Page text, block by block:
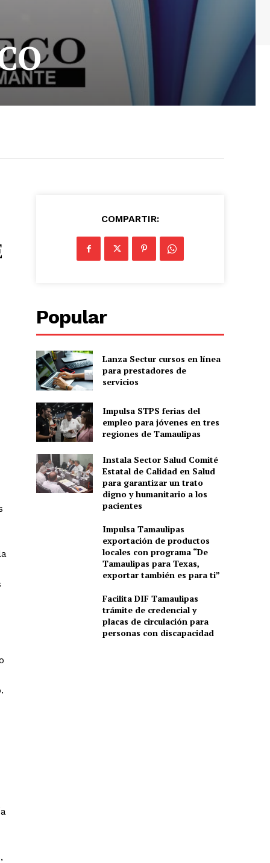
COMPARTIR:
Popular
Lanza Sectur cursos en línea
para prestadores de
servicios
Impulsa STPS ferias del
empleo para jóvenes en tres
regiones de Tamaulipas
Instala Sector Salud Comité
Estatal de Calidad en Salud
para garantizar un trato
digno y humanitario a los
pacientes
Impulsa Tamaulipas
exportación de productos
locales con programa “De
Tamaulipas para Texas,
exportar también es para ti”
Facilita DIF Tamaulipas
trámite de credencial y
placas de circulación para
personas con discapacidad